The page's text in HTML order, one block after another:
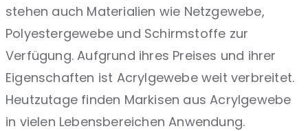
stehen auch Materialien wie Netzgewebe,
Polyestergewebe und Schirmstoffe zur
Verfügung. Aufgrund ihres Preises und ihrer
Eigenschaften ist Acrylgewebe weit verbreitet.
Heutzutage finden Markisen aus Acrylgewebe
in vielen Lebensbereichen Anwendung.